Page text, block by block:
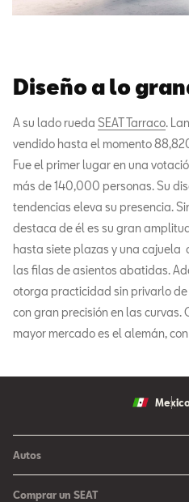
Diseño a lo
A su lado rueda SEAT Tarraco.
vendido hasta el momento
Fue el primer lugar en una
más de 140,000 personas. Su
tendencias eleva su presencia.
destaca de él es su gran
hasta siete plazas y una cajuela
las filas de asientos abatidas.
otorga practicidad sin privarlo
con gran precisión en las curvas.
mayor mercado es el alemán,
Autos
Comprar un SEAT